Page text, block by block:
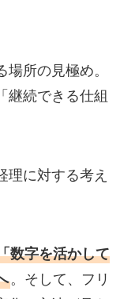
所の見極め。
継続できる仕組
理に対する考え
数字を活かして
。そして、フリ